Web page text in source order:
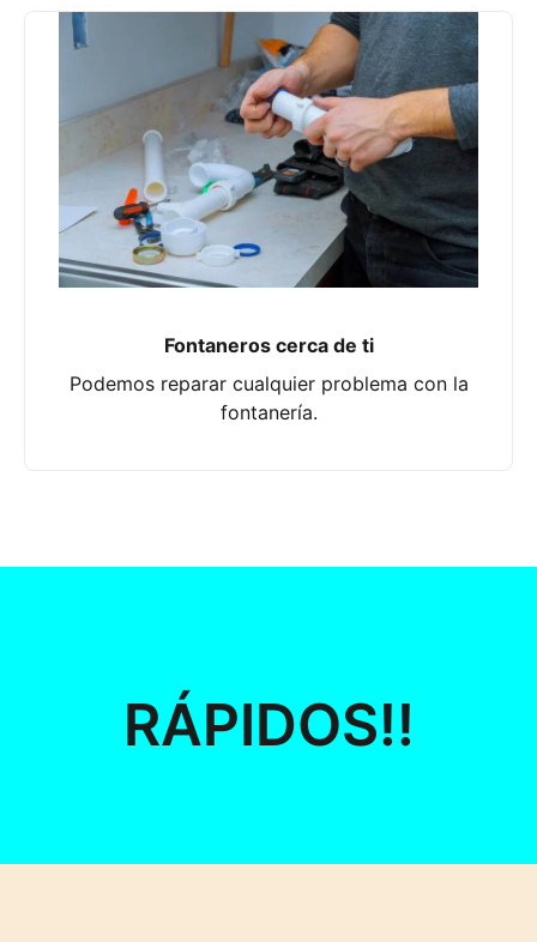
Fontaneros cerca de ti
Podemos reparar cualquier problema con la
fontanería.
RÁPIDOS!!